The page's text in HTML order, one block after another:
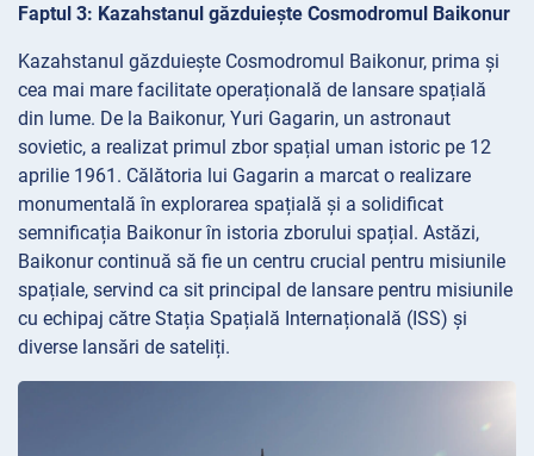
Faptul 3: Kazahstanul găzduiește Cosmodromul Baikonur
Kazahstanul găzduiește Cosmodromul Baikonur, prima și
cea mai mare facilitate operațională de lansare spațială
din lume. De la Baikonur, Yuri Gagarin, un astronaut
sovietic, a realizat primul zbor spațial uman istoric pe 12
aprilie 1961. Călătoria lui Gagarin a marcat o realizare
monumentală în explorarea spațială și a solidificat
semnificația Baikonur în istoria zborului spațial. Astăzi,
Baikonur continuă să fie un centru crucial pentru misiunile
spațiale, servind ca sit principal de lansare pentru misiunile
cu echipaj către Stația Spațială Internațională (ISS) și
diverse lansări de sateliți.